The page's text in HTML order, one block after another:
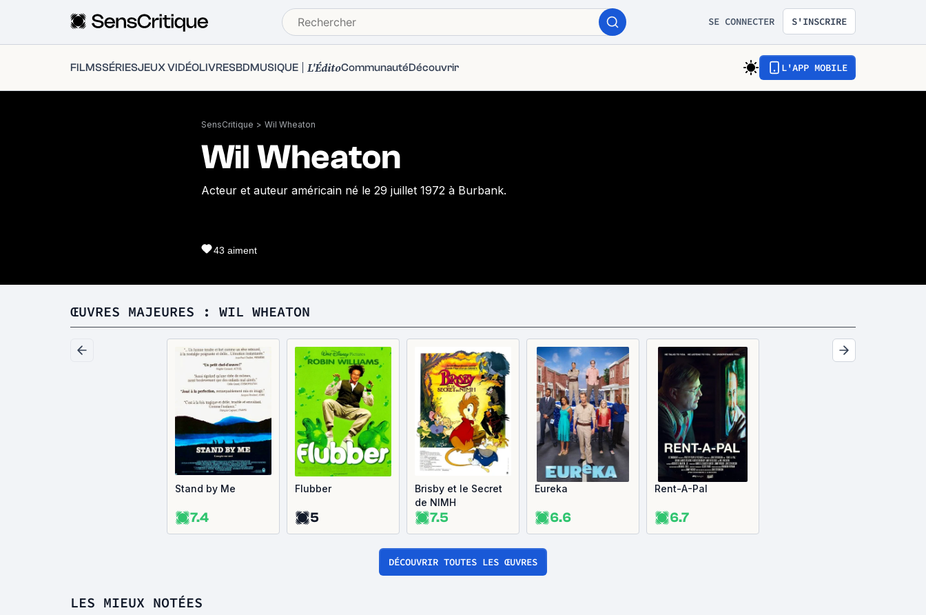
SE CONNECTER S'INSCRIRE
FILMSSÉRIESJEUX VIDÉOLIVRESBDMUSIQUE L'ÉditoCommunautéDécouvrir L'APP MOBILE
SensCritique > Wil Wheaton
Wil Wheaton
Acteur et auteur américain né le 29 juillet 1972 à Burbank.
43 aiment
ŒUVRES MAJEURES : WIL WHEATON
Stand by Me
7.4
Flubber
5
Brisby et le Secret
de NIMH
7.5
Eureka
6.6
Rent-A-Pal
6.7
DÉCOUVRIR TOUTES LES ŒUVRES
LES MIEUX NOTÉES